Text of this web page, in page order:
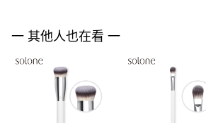
一 其他人也在看 一